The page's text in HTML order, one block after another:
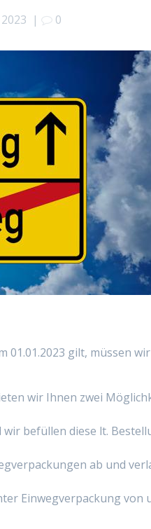
| 0
gilt, müssen
wir Ihnen zwei
befüllen diese lt.
ab und
Einwegverpackung von